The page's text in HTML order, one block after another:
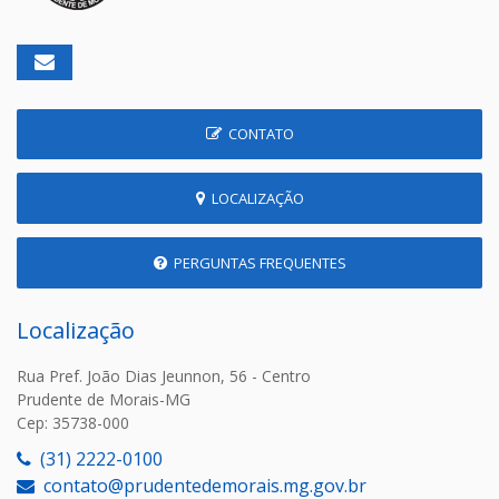
CONTATO
LOCALIZAÇÃO
PERGUNTAS FREQUENTES
Localização
Rua Pref. João Dias Jeunnon, 56 - Centro
Prudente de Morais-MG
Cep: 35738-000
(31) 2222-0100
contato@prudentedemorais.mg.gov.br